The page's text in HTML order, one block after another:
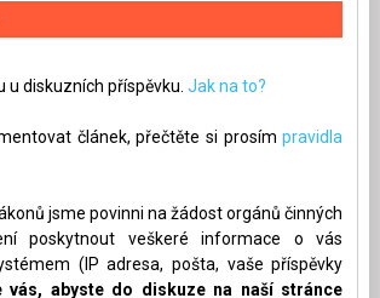
u diskuzních příspěvku. Jak na to?
článek, přečtěte si prosímpravidla
jsme povinni na žádost orgánů činných
poskytnout veškeré informace o vás
(IP adresa, pošta, vaše příspěvky
vás, abyste do diskuze na naší stránce